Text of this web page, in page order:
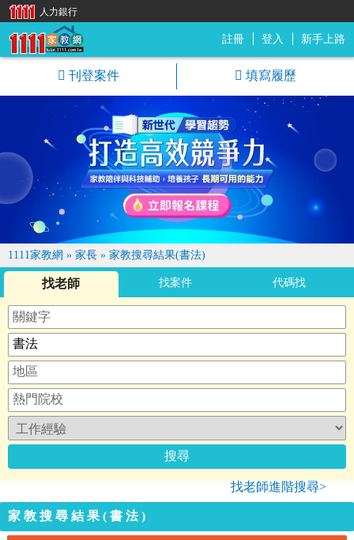
註冊 登入 新手上路
刊登案件 填寫履歷
1111家教網 » 家長 » 家教搜尋結果(書法)
找老師 找案件 代碼找
找老師進階搜尋>
家教搜尋結果(書法)
人力銀行